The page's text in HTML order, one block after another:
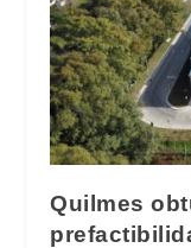
Quilmes